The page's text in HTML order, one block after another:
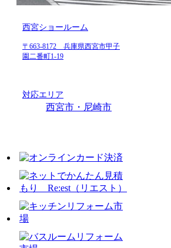
西宮ショールーム
〒663-8172 兵庫県西宮市甲子
園二番町1-19
対応エリア
西宮市・尼崎市